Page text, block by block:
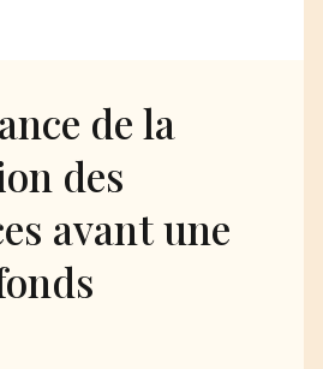
de la
des
avant une